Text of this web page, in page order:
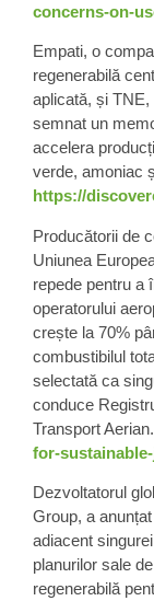
concerns-on-
Empati, o
regenerabilă
aplicată, și
semnat un
accelera
verde, amoniac
https://
Producătorii de
Uniunea
repede pentru a
operatorului
crește la 70%
combustibilul
selectată ca
conduce
Transport Aerian.
for-
Dezvoltatorul
Group, a
adiacent
planurilor sale
regenerabilă